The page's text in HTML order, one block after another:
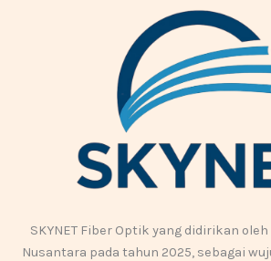
SKYNET Fiber Optik yang didirikan
Nusantara pada tahun 2025, sebagai